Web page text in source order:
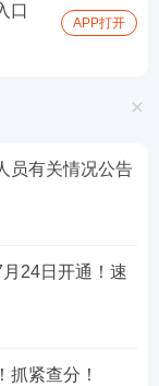
口
APP打开
员有关情况公告
24日开通！速
抓紧查分！